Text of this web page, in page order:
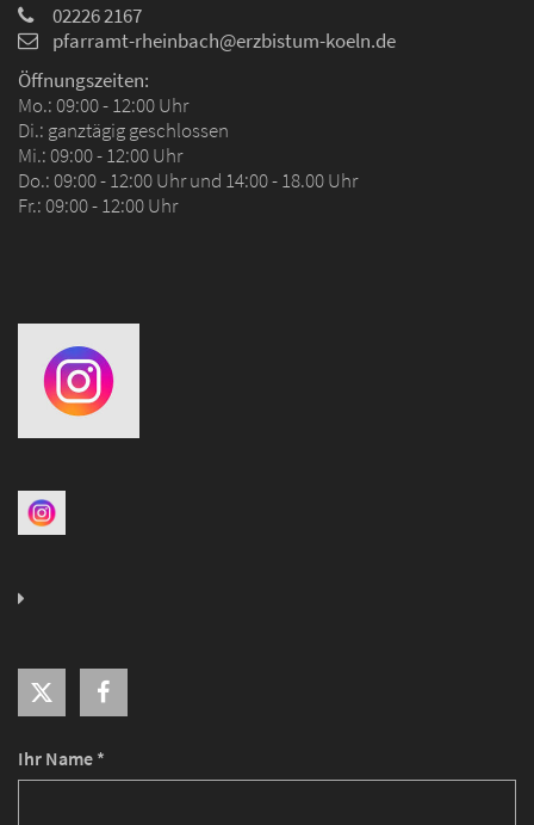
Ihr Name *
02226 2167
pfarramt-rheinbach@erzbistum-koeln.de
Öffnungszeiten:
Mo.: 09:00 - 12:00 Uhr
Di.: ganztägig geschlossen
Mi.: 09:00 - 12:00 Uhr
Do.: 09:00 - 12:00 Uhr und 14:00 - 18.00 Uhr
Fr.: 09:00 - 12:00 Uhr